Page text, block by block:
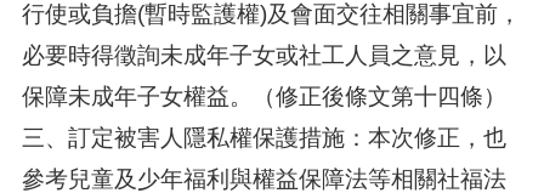
行使或負擔(暫時監護權)及會面交往相關事宜前，
必要時得徵詢未成年子女或社工人員之意見，以
保障未成年子女權益。（修正後條文第十四條）
三、訂定被害人隱私權保護措施：本次修正，也
參考兒童及少年福利與權益保障法等相關社福法